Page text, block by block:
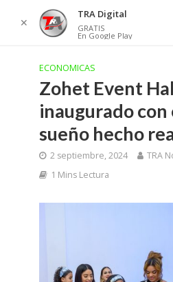
ECONOMICAS
Zohet Event
inaugurado con
sueño hecho
2 septiembre, 2024
TRA
1 Mins Lectura
✕
TRA Digital
GRATIS
En Google Play